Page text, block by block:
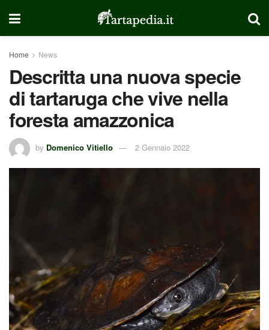
Home News
Descritta una nuova specie
di tartaruga che vive nella
foresta amazzonica
by Domenico Vitiello 2 Gennaio 2022